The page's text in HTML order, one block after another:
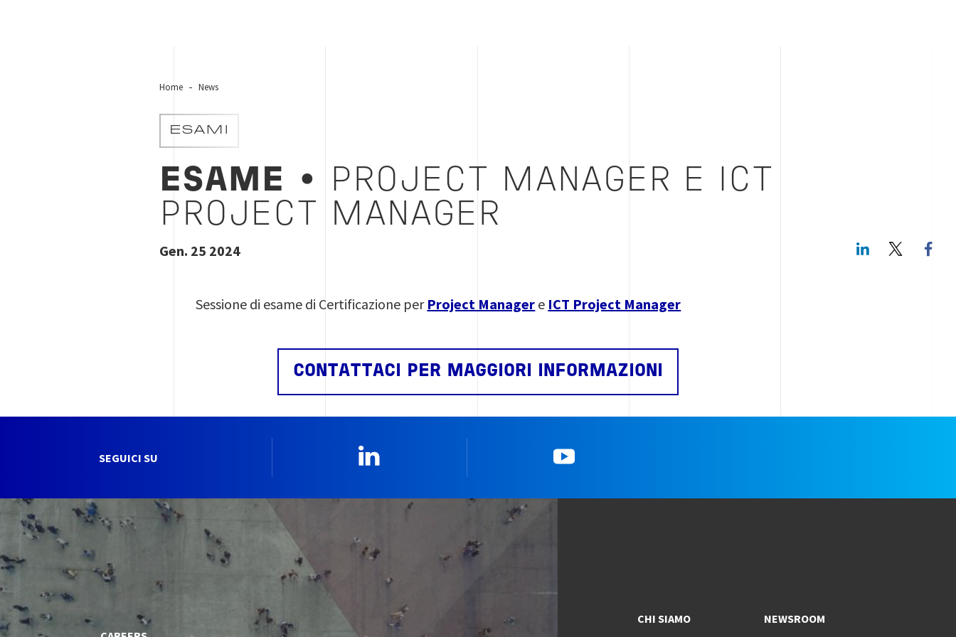
Home News
ESAMI
ESAME • PROJECT MANAGER E ICT
PROJECT MANAGER
Gen. 25 2024 LinkedIn
Sessione di esame di Certificazione per Project Manager e ICT Project Manager
CONTATTACI PER MAGGIORI INFORMAZIONI
SEGUICI SU
CHI SIAMO NEWSROOM